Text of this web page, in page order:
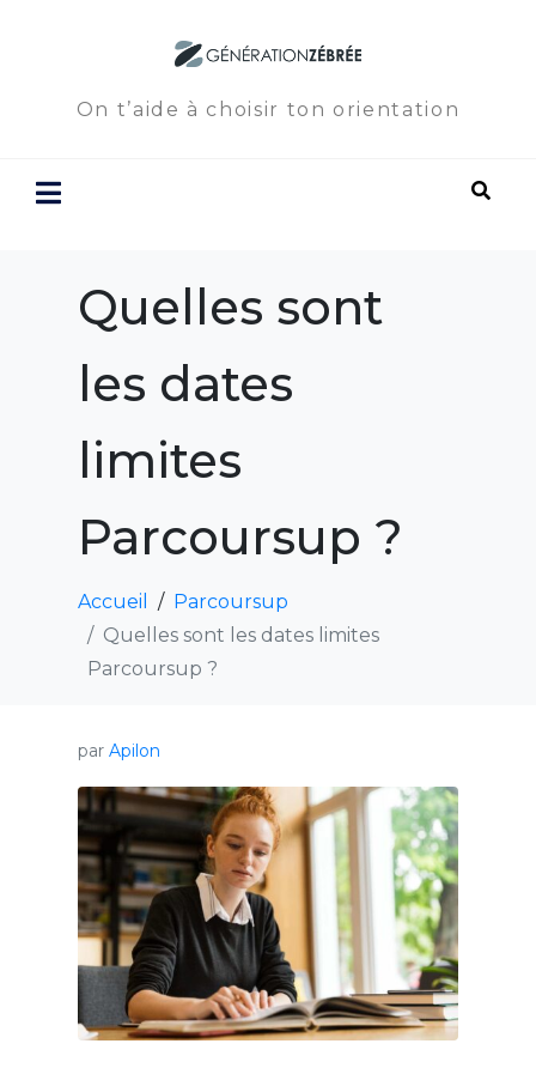
On t’aide à choisir ton orientation
Quelles sont
les dates
limites
Parcoursup ?
Accueil
Parcoursup
Quelles sont les dates limites
Parcoursup ?
par Apilon